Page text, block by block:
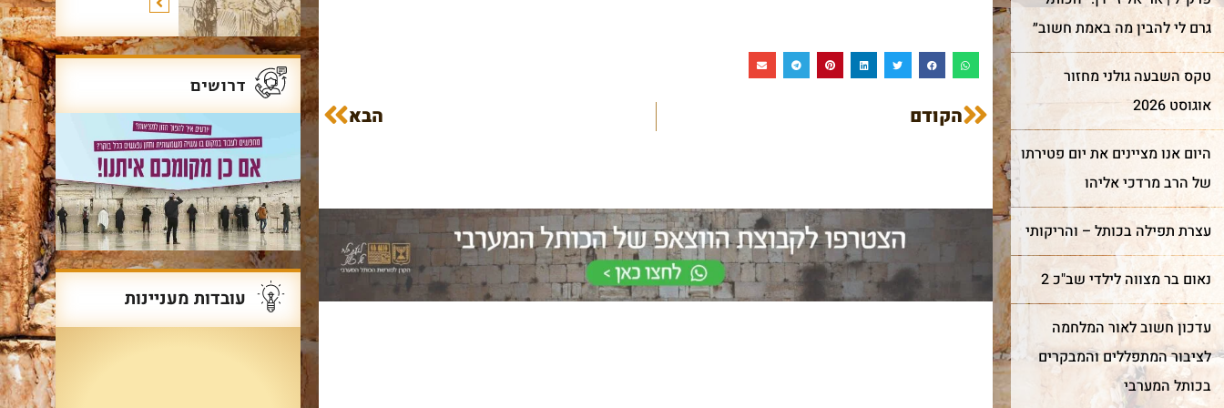
גרם לי להבין מה באמת חשוב״
טקס השבעה גולני מחזור
אוגוסט 2026
היום אנו מציינים את יום פטירתו
של הרב מרדכי אליהו
עצרת תפילה בכותל – והריקותי
נאום בר מצווה לילדי שב"כ 2
עדכון חשוב לאור המלחמה
לציבור המתפללים והמבקרים
בכותל המערבי
הקודם הבא
דרושים
עובדות מעניינות